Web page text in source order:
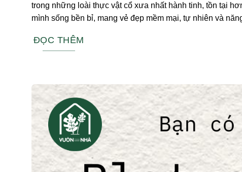
trong những loài thực vật cổ xưa nhất hành tinh, tồn tại
mình sống bền bỉ, mang vẻ đẹp mềm mại, tự nhiên và
ĐỌC THÊM